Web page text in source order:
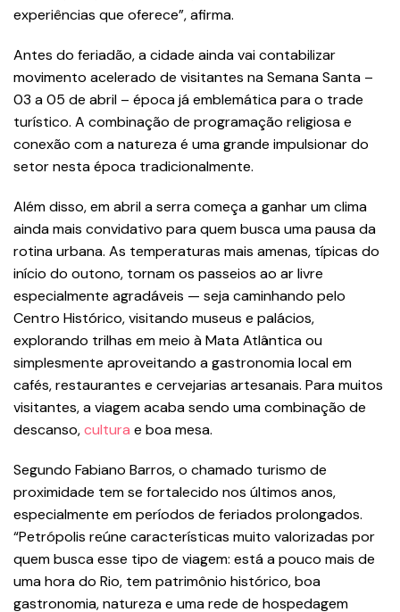
experiências que oferece”, afirma.
Antes do feriadão, a cidade ainda vai contabilizar
movimento acelerado de visitantes na Semana Santa –
03 a 05 de abril – época já emblemática para o trade
turístico. A combinação de programação religiosa e
conexão com a natureza é uma grande impulsionar do
setor nesta época tradicionalmente.
Além disso, em abril a serra começa a ganhar um clima
ainda mais convidativo para quem busca uma pausa da
rotina urbana. As temperaturas mais amenas, típicas do
início do outono, tornam os passeios ao ar livre
especialmente agradáveis — seja caminhando pelo
Centro Histórico, visitando museus e palácios,
explorando trilhas em meio à Mata Atlântica ou
simplesmente aproveitando a gastronomia local em
cafés, restaurantes e cervejarias artesanais. Para muitos
visitantes, a viagem acaba sendo uma combinação de
descanso,cultura e boa mesa.
Segundo Fabiano Barros, o chamado turismo de
proximidade tem se fortalecido nos últimos anos,
especialmente em períodos de feriados prolongados.
“Petrópolis reúne características muito valorizadas por
quem busca esse tipo de viagem: está a pouco mais de
uma hora do Rio, tem patrimônio histórico, boa
gastronomia, natureza e uma rede de hospedagem